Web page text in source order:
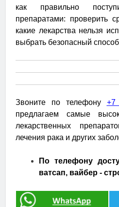
как правильно
препаратами: проверить
какие лекарства нельзя
выбрать безопасный
Звоните по телефону
предлагаем самые
лекарственных
лечения рака и других
По телефону
ватсап, вайбер -